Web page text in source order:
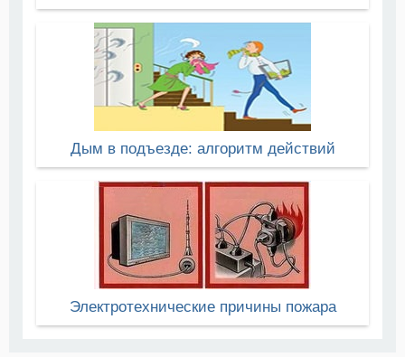
Дым в подъезде: алгоритм действий
Электротехнические причины пожара